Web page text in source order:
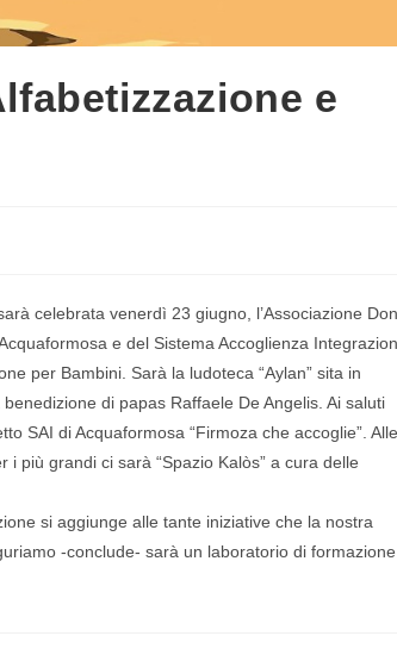
e
celebrata venerdì 23 giugno, l’Associazione Don
e del Sistema Accoglienza
per Bambini. Sarà la ludoteca “Aylan” sita in
di papas Raffaele De Angelis. Ai saluti
SAI di Acquaformosa “Firmoza che accoglie”. Alle
più grandi ci sarà “Spazio Kalòs” a cura delle
si aggiunge alle tante iniziative che la nostra
-conclude- sarà un laboratorio di formazione